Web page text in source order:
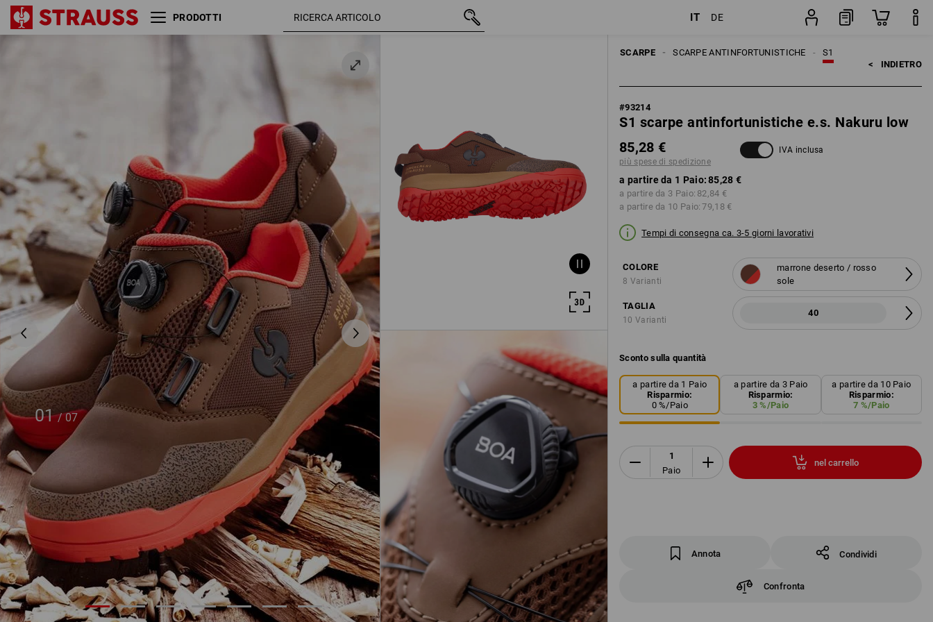
PRODOTTI IT DE
01 / 07
SCARPE S1
SCARPE ANTINFORTUNISTICHE
< INDIETRO
#93214
S1 scarpe antinfortunistiche e.s. Nakuru low
85,28 €
più spese di spedizione
IVA inclusa
a partire da 1 Paio:85,28 €
a partire da 3 Paio: 82,84 €
a partire da 10 Paio: 79,18 €
Tempi di consegna ca. 3-5 giorni lavorativi
COLORE
8 Varianti
marrone deserto / rosso
sole
TAGLIA
10 Varianti
40
Sconto sulla quantità
a partire da 1 Paio
Risparmio:
0%/Paio
a partire da 3 Paio
Risparmio:
3 %/Paio
a partire da 10 Paio
Risparmio:
7 %/Paio
Paio
nel carrello
Annota Condividi
Confronta
S1 scarpe
rosso sole
40